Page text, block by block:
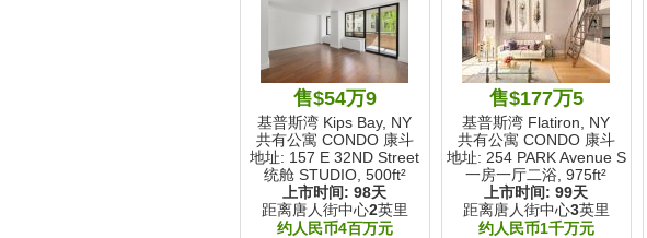
售$54万9
基普斯湾 Kips Bay, NY
共有公寓 CONDO 康斗
地址: 157 E 32ND Street
统舱 STUDIO, 500ft²
上市时间:98天
距离唐人街中心2英里
约人民币4百万元
售$177万5
基普斯湾 Flatiron, NY
共有公寓 CONDO 康斗
地址: 254 PARK Avenue S
一房一厅二浴,975ft²
上市时间:99天
距离唐人街中心3英里
约人民币1千万元